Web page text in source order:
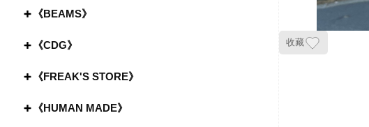
《BEAMS》
《CDG》
《FREAK'S STORE》
《HUMAN MADE》
收藏